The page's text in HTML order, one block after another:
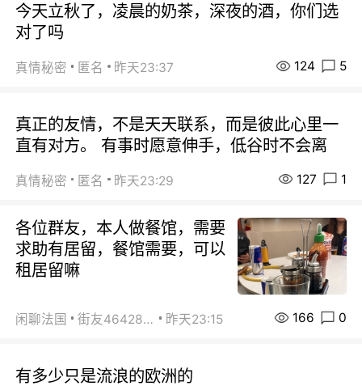
今天立秋了，凌晨的奶茶，深夜的酒，你们选
对了吗
真情秘密 匿名 昨天23:37 124 5
真正的友情，不是天天联系，而是彼此心里一
直有对方。 有事时愿意伸手，低谷时不会离
真情秘密 匿名 昨天23:29 127 1
各位群友，本人做餐馆，需要
求助有居留，餐馆需要，可以
租居留嘛
闲聊法国 街友46428878 昨天23:15 166 0
有多少只是流浪的欧洲的